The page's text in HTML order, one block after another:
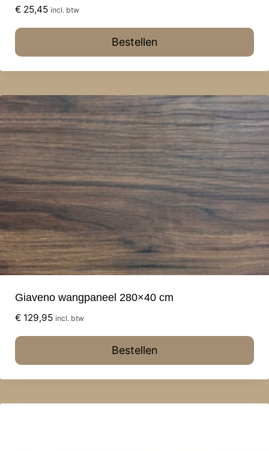
€ 25,45 incl. btw
Bestellen
Giaveno wangpaneel 280×40 cm
€ 129,95 incl. btw
Bestellen